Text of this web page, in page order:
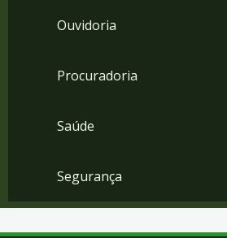
Ouvidoria
Procuradoria
Saúde
Segurança